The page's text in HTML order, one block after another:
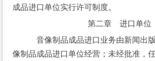
成品进口单位实行许可制度。
第二章　进口单位
音像制品成品进口业务由新闻出
像制品成品进口单位经营；未经批准，